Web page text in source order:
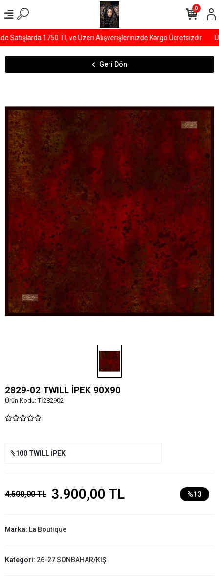
1750 TL ve Üzeri Alışverişlerinizde Kargo Ücretsizdir
0
Geri Dön
2829-02 TWILL İPEK 90X90
Ürün Kodu:Tİ282902
%100 TWILL İPEK
4.500,00 TL 3.900,00 TL %13
Marka: La Boutique
Kategori: 26-27 SONBAHAR/KIŞ